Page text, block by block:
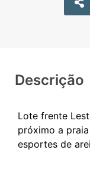
Descrição
Lote frente
próximo a